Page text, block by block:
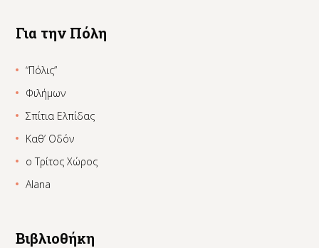
Για την Πόλη
“Πόλις”
Φιλήμων
Σπίτια Ελπίδας
Καθ’ Οδόν
ο Τρίτος Χώρος
Alana
Βιβλιοθήκη